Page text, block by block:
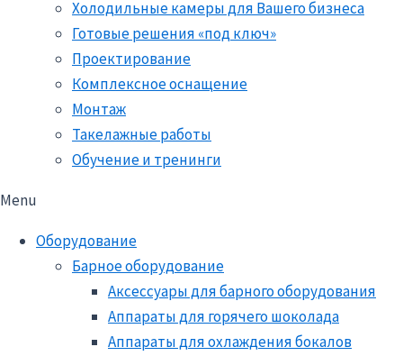
Холодильные камеры для Вашего бизнеса
Готовые решения «под ключ»
Проектирование
Комплексное оснащение
Монтаж
Такелажные работы
Обучение и тренинги
Menu
Оборудование
Барное оборудование
Аксессуары для барного оборудования
Аппараты для горячего шоколада
Аппараты для охлаждения бокалов